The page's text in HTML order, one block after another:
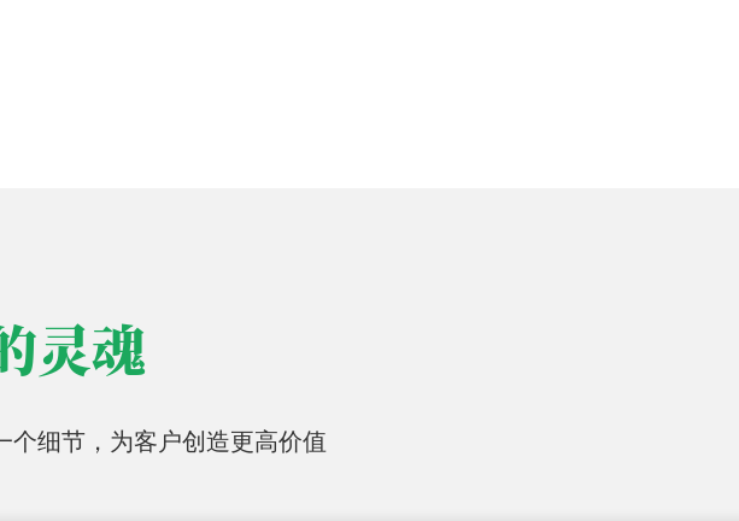
灵魂
个细节，为客户创造更高价值